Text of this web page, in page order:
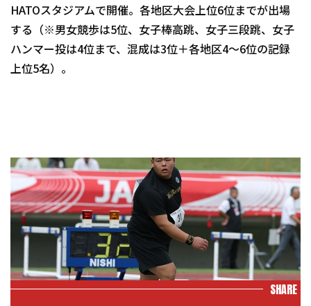
HATOスタジアムで開催。各地区大会上位6位までが出場
する（※男女競歩は5位、女子棒高跳、女子三段跳、女子
ハンマー投は4位まで、混成は3位＋各地区4～6位の記録
上位5名）。
SHARE